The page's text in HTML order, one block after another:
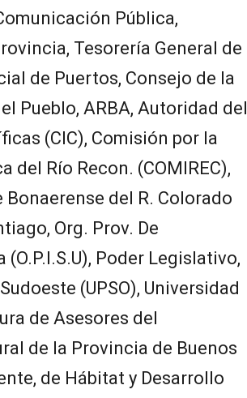
Pública,
Tesorería General de
de Puertos, Consejo de la
Pueblo, ARBA, Autoridad del
(CIC), Comisión por la
del Río Recon. (COMIREC),
del R. Colorado
Org. Prov. De
Poder Legislativo,
(UPSO), Universidad
de Asesores del
de la Provincia de Buenos
de Hábitat y Desarrollo